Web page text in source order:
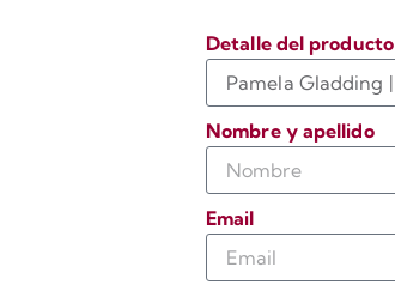
Detalle del producto
Nombre y apellido
Email